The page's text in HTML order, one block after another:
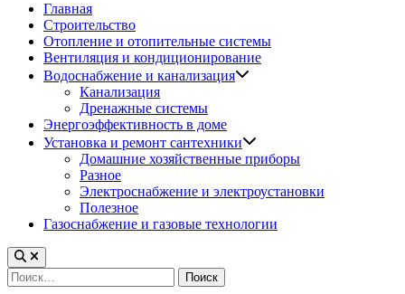
Главная
Строительство
Отопление и отопительные системы
Вентиляция и кондиционирование
Водоснабжение и канализация
Канализация
Дренажные системы
Энергоэффективность в доме
Установка и ремонт сантехники
Домашние хозяйственные приборы
Разное
Электроснабжение и электроустановки
Полезное
Газоснабжение и газовые технологии
Найти: